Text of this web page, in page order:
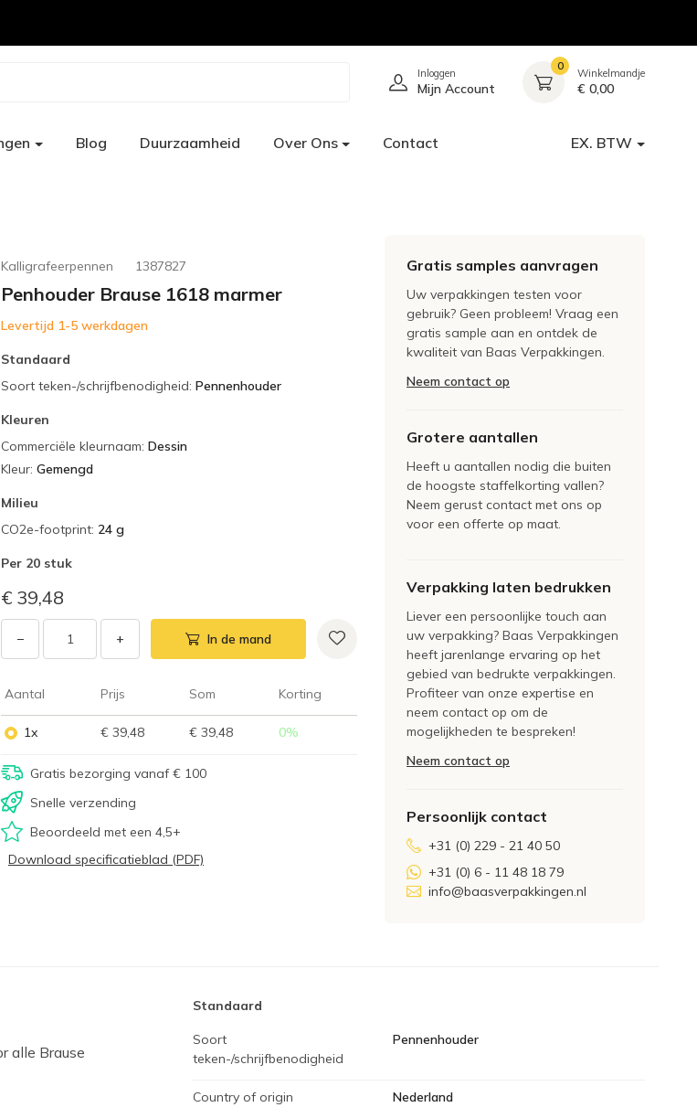
Inloggen
Mijn Account
0
Winkelmandje
€ 0,00
Blog Duurzaamheid Over Ons Contact EX. BTW
Kalligrafeerpennen 1387827
Penhouder Brause 1618 marmer
Levertijd 1-5 werkdagen
Standaard
Soort teken-/schrijfbenodigheid: Pennenhouder
Kleuren
Commerciële kleurnaam: Dessin
Kleur: Gemengd
Milieu
CO2e-footprint: 24 g
Per 20 stuk
€ 39,48
− + In de mand
Aantal Prijs Som Korting
1x € 39,48 € 39,48 0%
Gratis bezorging vanaf € 100
Snelle verzending
Beoordeeld met een 4,5+
Download specificatieblad (PDF)
Gratis samples aanvragen
Uw verpakkingen testen voor
gebruik? Geen probleem! Vraag een
gratis sample aan en ontdek de
kwaliteit van Baas Verpakkingen.
Neem contact op
Grotere aantallen
Heeft u aantallen nodig die buiten
de hoogste staffelkorting vallen?
Neem gerust contact met ons op
voor een offerte op maat.
Verpakking laten bedrukken
Liever een persoonlijke touch aan
uw verpakking? Baas Verpakkingen
heeft jarenlange ervaring op het
gebied van bedrukte verpakkingen.
Profiteer van onze expertise en
neem contact op om de
mogelijkheden te bespreken!
Neem contact op
Persoonlijk contact
+31 (0) 229 - 21 40 50
+31 (0) 6 - 11 48 18 79
info@baasverpakkingen.nl
alle Brause
Standaard
Soort
teken-/schrijfbenodigheid
Pennenhouder
Country of origin Nederland